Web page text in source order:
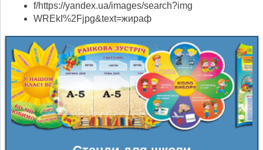
f/https://yandex.ua/images/search?img
WREkI%2Fjpg&text=жираф